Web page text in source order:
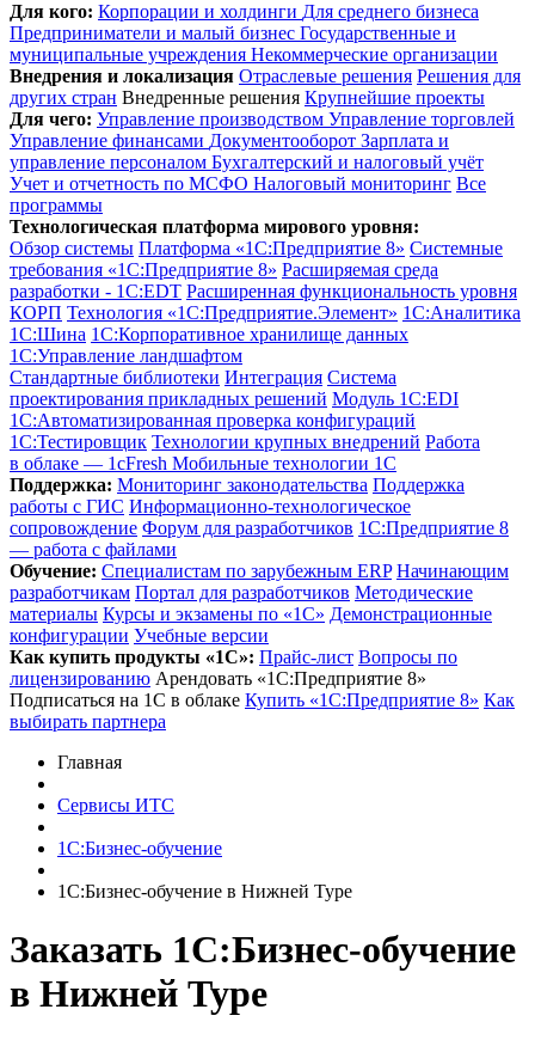
Для кого: Корпорации и холдинги Для среднего бизнеса
Предприниматели и малый бизнес Государственные и
муниципальные учреждения Некоммерческие организации
Внедрения и локализация Отраслевые решения Решения для
других стран Внедренные решения Крупнейшие проекты
Для чего: Управление производством Управление торговлей
Управление финансами Документооборот Зарплата и
управление персоналом Бухгалтерский и налоговый учёт
Учет и отчетность по МСФО Налоговый мониторинг Все
программы
Технологическая платформа мирового уровня:
Обзор системы Платформа «1С:Предприятие 8» Системные
требования «1С:Предприятие 8» Расширяемая среда
разработки - 1C:EDT Расширенная функциональность уровня
КОРП Технология «1С:Предприятие.Элемент» 1C:Аналитика
1С:Шина 1С:Корпоративное хранилище данных
1С:Управление ландшафтом
Стандартные библиотеки Интеграция Система
проектирования прикладных решений Модуль 1C:EDI
1С:Автоматизированная проверка конфигураций
1С:Тестировщик Технологии крупных внедрений Работа
в облаке — 1cFresh Мобильные технологии 1С
Поддержка: Мониторинг законодательства Поддержка
работы с ГИС Информационно-технологическое
сопровождение Форум для разработчиков 1С:Предприятие 8
— работа с файлами
Обучение: Cпециалистам по зарубежным ERP Начинающим
разработчикам Портал для разработчиков Методические
материалы Курсы и экзамены по «1С» Демонстрационные
конфигурации Учебные версии
Как купить продукты «1С»: Прайс-лист Вопросы по
лицензированию Арендовать «1С:Предприятие 8»
Подписаться на 1С в облаке Купить «1С:Предприятие 8» Как
выбирать партнера
Главная
Сервисы ИТС
1С:Бизнес-обучение
1С:Бизнес-обучение в Нижней Туре
Заказать 1С:Бизнес-обучение
в Нижней Туре